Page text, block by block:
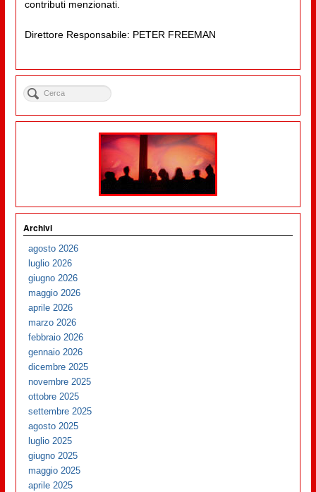
contributi menzionati.
Direttore Responsabile: PETER FREEMAN
Archivi
agosto 2026
luglio 2026
giugno 2026
maggio 2026
aprile 2026
marzo 2026
febbraio 2026
gennaio 2026
dicembre 2025
novembre 2025
ottobre 2025
settembre 2025
agosto 2025
luglio 2025
giugno 2025
maggio 2025
aprile 2025